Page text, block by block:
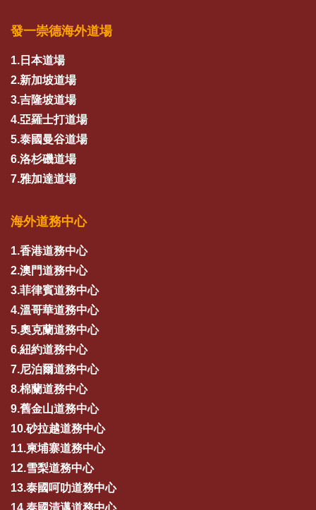
發一崇德海外道場
1.日本道場
2.新加坡道場
3.吉隆坡道場
4.亞羅士打道場
5.泰國曼谷道場
6.洛杉磯道場
7.雅加達道場
海外道務中心
1.香港道務中心
2.澳門道務中心
3.菲律賓道務中心
4.溫哥華道務中心
5.奧克蘭道務中心
6.紐約道務中心
7.尼泊爾道務中心
8.棉蘭道務中心
9.舊金山道務中心
10.砂拉越道務中心
11.柬埔寨道務中心
12.雪梨道務中心
13.泰國呵叻道務中心
14.泰國清邁道務中心